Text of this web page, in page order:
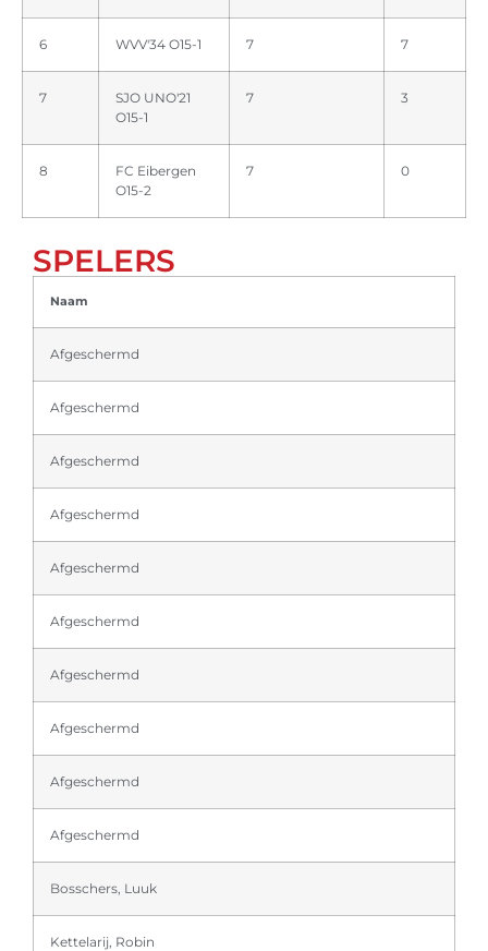
6 WVV'34 O15-1 7 7
7
SJO UNO'21
O15-1
7 3
8
FC Eibergen
O15-2
7 0
SPELERS
Naam
Afgeschermd
Afgeschermd
Afgeschermd
Afgeschermd
Afgeschermd
Afgeschermd
Afgeschermd
Afgeschermd
Afgeschermd
Afgeschermd
Bosschers, Luuk
Kettelarij, Robin